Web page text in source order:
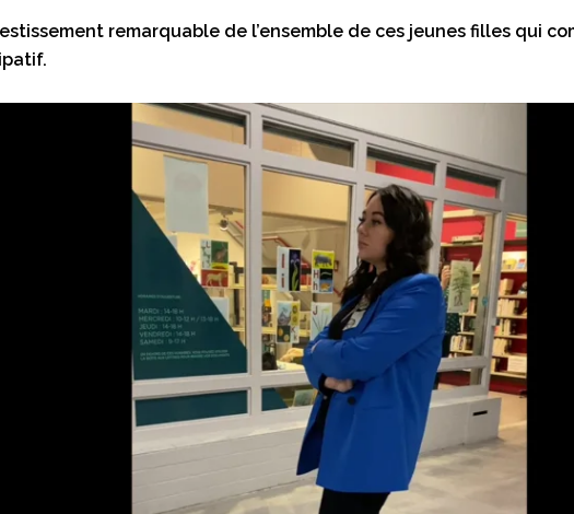
remarquable de l’ensemble de ces jeunes filles qui